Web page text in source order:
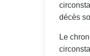
décès
Le